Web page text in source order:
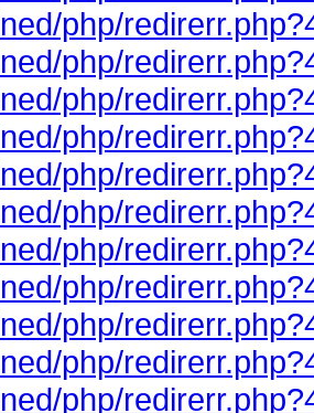
php/
php/
php/
php/
php/
php/
php/
php/
php/
php/
php/